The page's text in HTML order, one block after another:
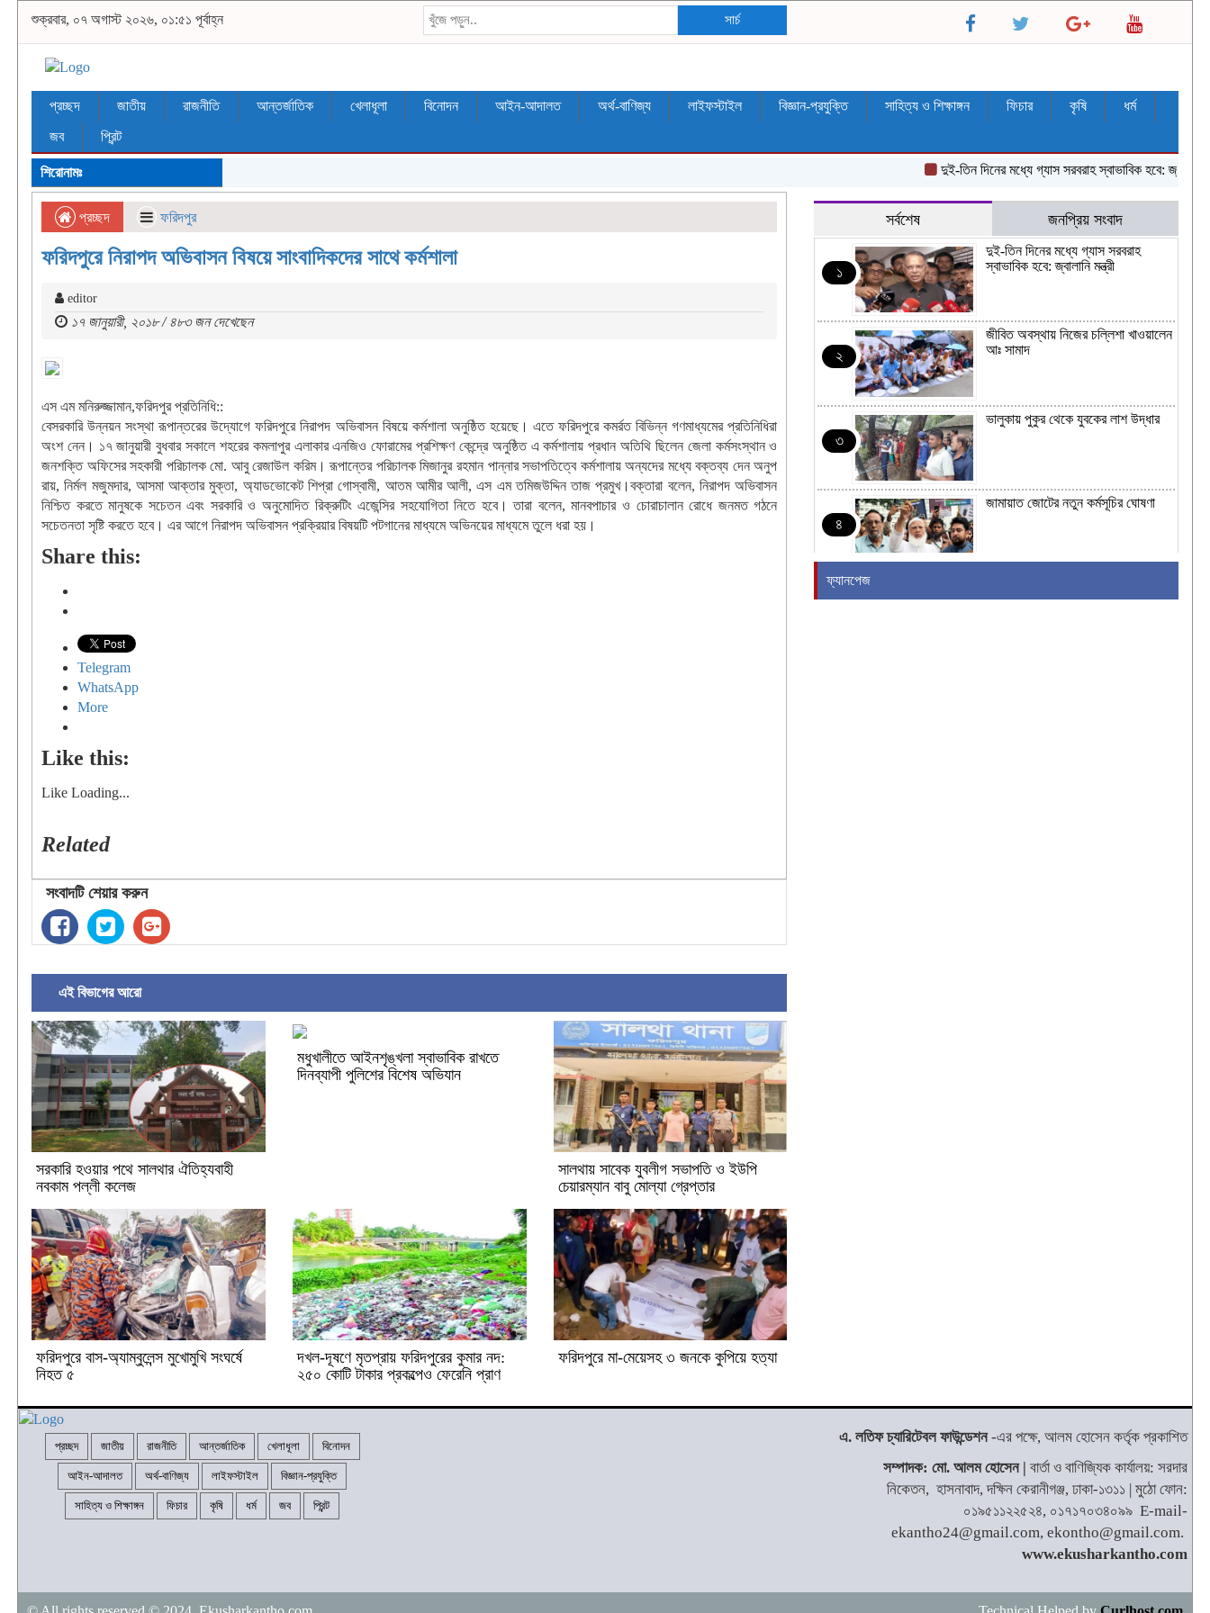
শুক্রবার, ০৭ অগাস্ট ২০২৬, ০১:৫১ পূর্বাহ্ন সার্চ
প্রচ্ছদ জাতীয় রাজনীতি আন্তর্জাতিক খেলাধূলা বিনোদন আইন-আদালত অর্থ-বাণিজ্য লাইফস্টাইল বিজ্ঞান-প্রযুক্তি সাহিত্য ও শিক্ষাঙ্গন ফিচার কৃষি
ধর্ম
জব
প্রিন্ট
শিরোনামঃ দুই-তিন দিনের মধ্যে গ্যাস সরবরাহ স্বাভাবিক হবে: জ্বালানি মন্ত্রী
প্রচ্ছদ ফরিদপুর
ফরিদপুরে নিরাপদ অভিবাসন বিষয়ে সাংবাদিকদের সাথে কর্মশালা
editor
১৭ জানুয়ারী, ২০১৮ / ৪৮৩ জন দেখেছেন
এস এম মনিরুজ্জামান,ফরিদপুর প্রতিনিধি::
বেসরকারি উন্নয়ন সংস্থা রূপান্তরের উদ্যোগে ফরিদপুরে নিরাপদ অভিবাসন বিষয়ে কর্মশালা অনুষ্ঠিত হয়েছে। এতে ফরিদপুরে কমর্রত বিভিন্ন গণমাধ্যমের প্রতিনিধিরা
অংশ নেন। ১৭ জানুয়ারী বুধবার সকালে শহরের কমলাপুর এলাকার এনজিও ফোরামের প্রশিক্ষণ কেন্দ্রে অনুষ্ঠিত এ কর্মশালায় প্রধান অতিথি ছিলেন জেলা কর্মসংস্থান ও
জনশক্তি অফিসের সহকারী পরিচালক মো. আবু রেজাউল করিম। রূপান্তের পরিচালক মিজানুর রহমান পান্নার সভাপতিত্বে কর্মশালায় অন্যদের মধ্যে বক্তব্য দেন অনুপ
রায়, নির্মল মজুমদার, আসমা আক্তার মুক্তা, অ্যাডভোকেট শিপ্রা গোস্বামী, আতম আমীর আলী, এস এম তমিজউদ্দিন তাজ প্রমুখ।বক্তারা বলেন, নিরাপদ অভিবাসন
নিশ্চিত করতে মানুষকে সচেতন এবং সরকারি ও অনুমোদিত রিক্রুটিং এজেন্সির সহযোগিতা নিতে হবে। তারা বলেন, মানবপাচার ও চোরাচালান রোধে জনমত গঠনে
সচেতনতা সৃষ্টি করতে হবে। এর আগে নিরাপদ অভিবাসন প্রক্রিয়ার বিষয়টি পটগানের মাধ্যমে অভিনয়ের মাধ্যমে তুলে ধরা হয়।
Share this:
Telegram
WhatsApp
More
Like this:
Like Loading...
Related
সংবাদটি শেয়ার করুন
এই বিভাগের আরো
সরকারি হওয়ার পথে সালথার ঐতিহ্যবাহী
নবকাম পল্লী কলেজ
মধুখালীতে আইনশৃঙ্খলা স্বাভাবিক রাখতে
দিনব্যাপী পুলিশের বিশেষ অভিযান
সালথায় সাবেক যুবলীগ সভাপতি ও ইউপি
চেয়ারম্যান বাবু মোল্যা গ্রেপ্তার
ফরিদপুরে বাস-অ্যাম্বুলেন্স মুখোমুখি সংঘর্ষে
নিহত ৫
দখল-দূষণে মৃতপ্রায় ফরিদপুরের কুমার নদ:
২৫০ কোটি টাকার প্রকল্পেও ফেরেনি প্রাণ
ফরিদপুরে মা-মেয়েসহ ৩ জনকে কুপিয়ে হত্যা
সর্বশেষ জনপ্রিয় সংবাদ
১
দুই-তিন দিনের মধ্যে গ্যাস সরবরাহ
স্বাভাবিক হবে: জ্বালানি মন্ত্রী
২
জীবিত অবস্থায় নিজের চল্লিশা খাওয়ালেন
আঃ সামাদ
৩
ভালুকায় পুকুর থেকে যুবকের লাশ উদ্ধার
৪
জামায়াত জোটের নতুন কর্মসূচির ঘোষণা
ফ্যানপেজ
প্রচ্ছদ জাতীয় রাজনীতি আন্তর্জাতিক খেলাধূলা বিনোদন
আইন-আদালত অর্থ-বাণিজ্য লাইফস্টাইল বিজ্ঞান-প্রযুক্তি
সাহিত্য ও শিক্ষাঙ্গন ফিচার কৃষি ধর্ম জব প্রিন্ট
এ. লতিফ চ্যারিটেবল ফাউন্ডেশন-এর পক্ষে, আলম হোসেন কর্তৃক প্রকাশিত
সম্পাদক: মো. আলম হোসেন | বার্তা ও বাণিজ্যিক কার্যালয়: সরদার
নিকেতন, হাসনাবাদ, দক্ষিন কেরানীগঞ্জ, ঢাকা-১৩১১ | মুঠো ফোন:
০১৯৫১১২২৫২৪, ০১৭১৭০৩৪০৯৯ E-mail-
ekantho24@gmail.com, ekontho@gmail.com.
www.ekusharkantho.com